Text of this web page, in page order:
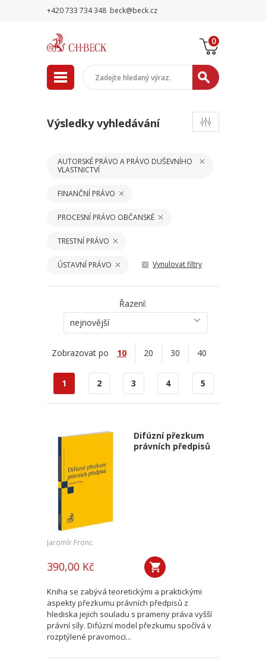
+420 733 734 348 beck@beck.cz
0
Výsledky vyhledávání
AUTORSKÉ PRÁVO A PRÁVO DUŠEVNÍHO
VLASTNICTVÍ
FINANČNÍ PRÁVO
PROCESNÍ PRÁVO OBČANSKÉ
TRESTNÍ PRÁVO
ÚSTAVNÍ PRÁVO Vynulovat filtry
Řazení:
nejnovější
Zobrazovat po 10 20 30 40
1 2 3 4 5
Difúzní přezkum
právních předpisů
Jaromír Fronc
390,00 Kč
Kniha se zabývá teoretickými a praktickými
aspekty přezkumu právních předpisů z
hlediska jejich souladu s prameny práva vyšší
právní síly. Difúzní model přezkumu spočívá v
rozptýlené pravomoci...